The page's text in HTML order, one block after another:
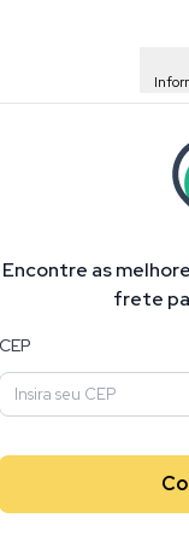
Encontre as
frete
CEP
iron-on